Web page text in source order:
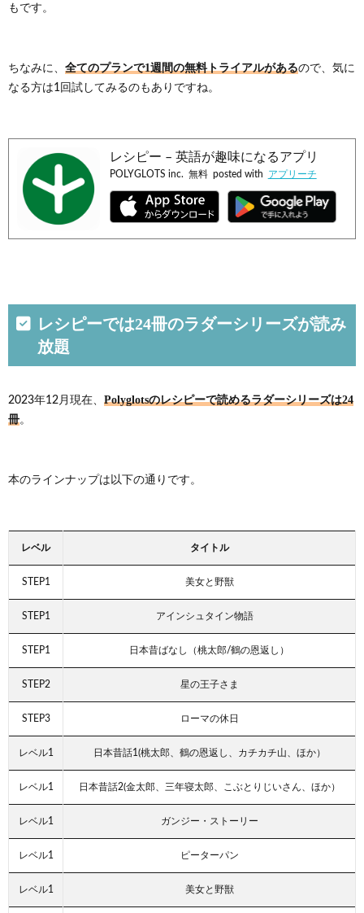
英語
うま
く使
もです。
ちなみに、 全てのプランで1週間の無料トライアルがあるので、気に
なる方は1回試してみるのもありですね。
レシピー – 英語が趣味になるアプリ
POLYGLOTS inc. 無料 posted with アプリーチ
レシピーでは24冊のラダーシリーズが読み
放題
2023年12月現在、 Polyglotsのレシピーで読めるラダーシリーズは24
冊。
本のラインナップは以下の通りです。
レベル タイトル
STEP1 美女と野獣
STEP1 アインシュタイン物語
STEP1 日本昔ばなし（桃太郎/鶴の恩返し）
STEP2 星の王子さま
STEP3 ローマの休日
レベル1 日本昔話1(桃太郎、鶴の恩返し、カチカチ山、ほか）
レベル1 日本昔話2(金太郎、三年寝太郎、こぶとりじいさん、ほか）
レベル1 ガンジー・ストーリー
レベル1 ピーターパン
レベル1 美女と野獣